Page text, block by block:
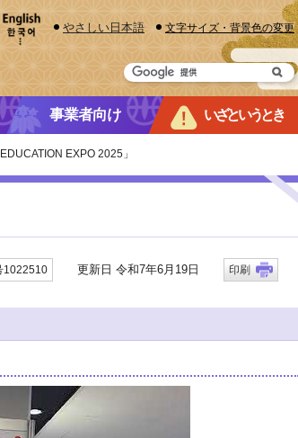
やさしい日本語 文字サイズ・背景色の変更
事業者向け いざというとき
EXPO 2025」
1022510 更新日 令和7年6月19日 印刷